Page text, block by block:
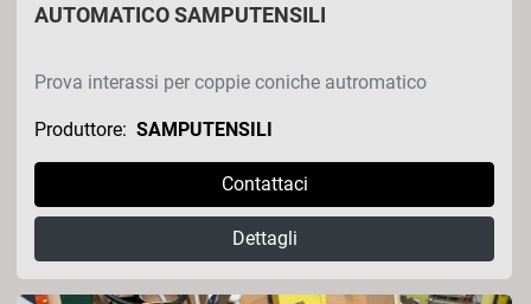
AUTOMATICO SAMPUTENSILI
Prova interassi per coppie coniche autromatico
Produttore: SAMPUTENSILI
Contattaci
Dettagli